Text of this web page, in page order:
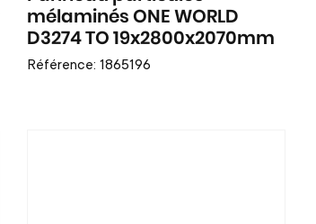
mélaminés ONE WORLD
D3274 TO 19x2800x2070mm
Référence: 1865196